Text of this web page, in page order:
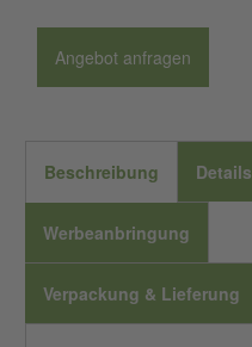
Angebot anfragen
Beschreibung Details
Werbeanbringung
Verpackung & Lieferung